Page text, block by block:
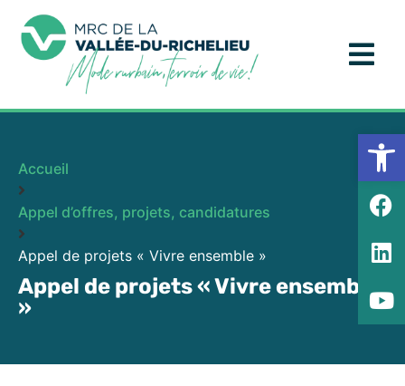
Accueil
Appel d’offres, projets, candidatures
Appel de projets « Vivre ensemble »
Appel de projets « Vivre ensemble
»